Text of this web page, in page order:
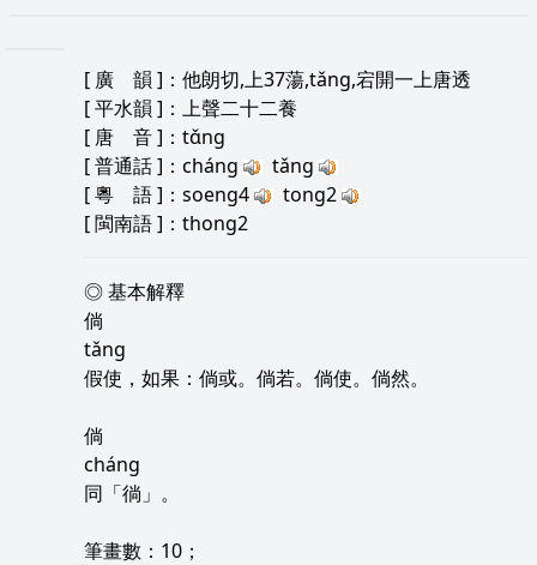
[ 廣 韻 ]：他朗切,上37蕩,tǎng,宕開一上唐透
[平水韻 ]：上聲二十二養
[ 唐 音]：tɑ̌ng
[普通話]：cháng
tǎng
[粵 語]：soeng4
tong2
[閩南語]：thong2
◎ 基本解釋
倘
tǎng
假使，如果：倘或。倘若。倘使。倘然。
倘
cháng
同「徜」。
筆畫數：10；